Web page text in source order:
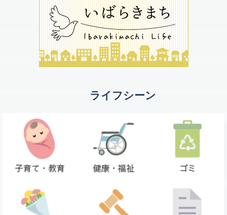
ライフシーン